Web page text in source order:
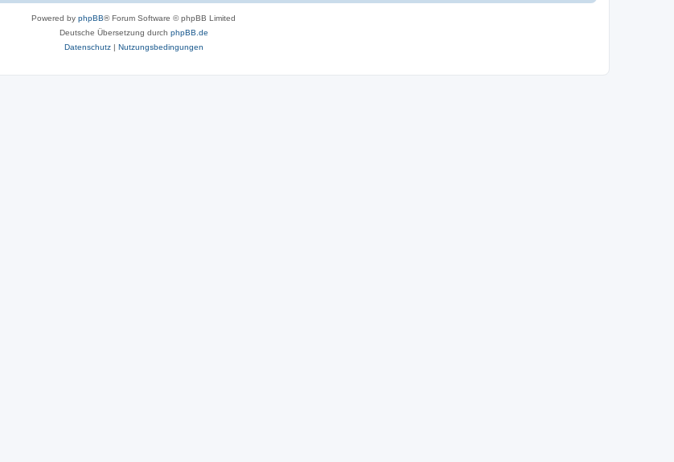
Powered by phpBB® Forum Software © phpBB Limited
Deutsche Übersetzung durch phpBB.de
Datenschutz| Nutzungsbedingungen